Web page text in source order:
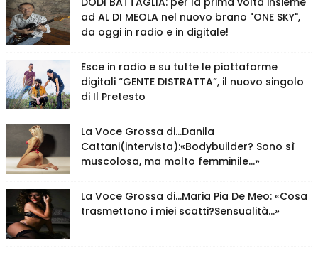
ad AL DI MEOLA nel nuovo brano "ONE SKY",
da oggi in radio e in digitale!
Esce in radio e su tutte le piattaforme
digitali “GENTE DISTRATTA”, il nuovo singolo
di Il Pretesto
La Voce Grossa di…Danila
Cattani(intervista):«Bodybuilder? Sono sì
muscolosa, ma molto femminile…»
La Voce Grossa di…Maria Pia De Meo: «Cosa
trasmettono i miei scatti?Sensualità…»